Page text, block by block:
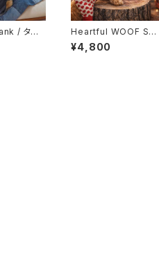
/ タン
Heartful WOOF Smo
oth Romper
¥4,800